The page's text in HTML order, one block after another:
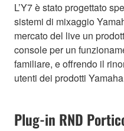
L’Y7 è stato progettato
sistemi di mixaggio
mercato del live un
console per un
familiare, e offrendo il
utenti dei prodotti
Plug-in RND